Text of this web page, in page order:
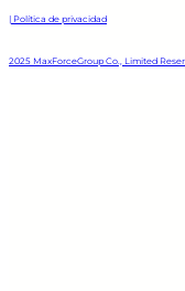
| Política de privacidad
2025 MaxForceGroup Co., Limited